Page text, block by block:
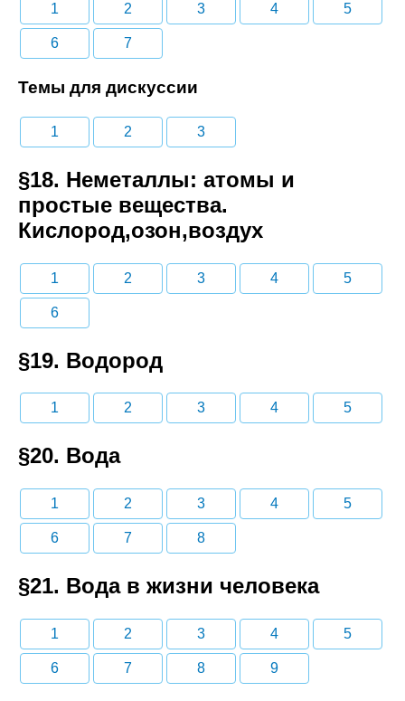
1 2 3 4 5
6 7
Темы для дискуссии
1 2 3
§18. Неметаллы: атомы и
простые вещества.
Кислород,озон,воздух
1 2 3 4 5
6
§19. Водород
1 2 3 4 5
§20. Вода
1 2 3 4 5
6 7 8
§21. Вода в жизни человека
1 2 3 4 5
6 7 8 9